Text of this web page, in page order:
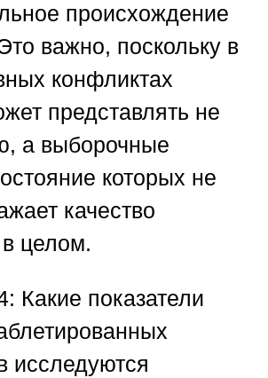
происхождение
важно, поскольку в
конфликтах
представлять не
а выборочные
которых не
качество
целом.
Какие показатели
исследуются